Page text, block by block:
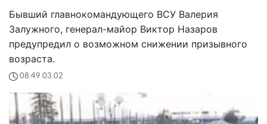
Бывший главнокомандующего ВСУ Валерия
Залужного, генерал-майор Виктор Назаров
предупредил о возможном снижении призывного
возраста.
08:49 03.02